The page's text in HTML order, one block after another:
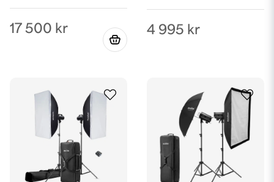
17 500 kr 4 995 kr